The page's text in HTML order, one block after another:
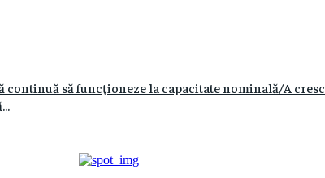
continuă să funcţioneze la capacitate nominală/A